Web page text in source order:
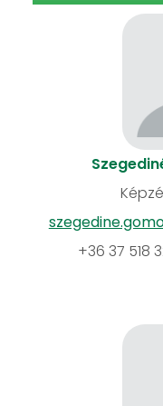
+36 37 518